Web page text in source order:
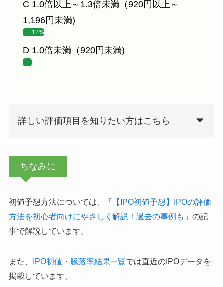
C 1.0倍以上～1.3倍未満（920円以上～
1,196円未満)
12%
D 1.0倍未満（920円未満)
詳しい評価項目を知りたい方はこちら
ちなみに
初値予想方法については、「 【IPO初値予想】IPOの評価
方法を初心者向けにやさしく解説！過去の事例も 」の記
事で解説しています。
また、 IPO初値・騰落率結果一覧では直近のIPOデータを
掲載しています。